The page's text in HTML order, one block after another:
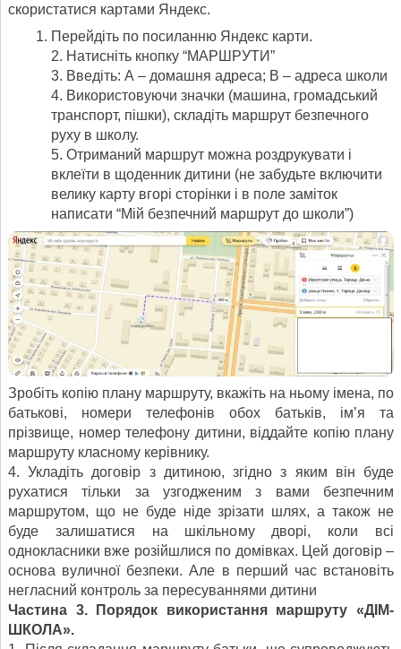
скористатися картами Яндекс.
Перейдіть по посиланню Яндекс карти.
2. Натисніть кнопку “МАРШРУТИ”
3. Введіть: А – домашня адреса; В – адреса школи
4. Використовуючи значки (машина, громадський
транспорт, пішки), складіть маршрут безпечного
руху в школу.
5. Отриманий маршрут можна роздрукувати і
вклеїти в щоденник дитини (не забудьте включити
велику карту вгорі сторінки і в поле заміток
написати “Мій безпечний маршрут до школи”)
Зробіть копію плану маршруту, вкажіть на ньому імена, по
батькові, номери телефонів обох батьків, ім’я та
прізвище, номер телефону дитини, віддайте копію плану
маршруту класному керівнику.
4. Укладіть договір з дитиною, згідно з яким він буде
рухатися тільки за узгодженим з вами безпечним
маршрутом, що не буде ніде зрізати шлях, а також не
буде залишатися на шкільному дворі, коли всі
однокласники вже розійшлися по домівках. Цей договір –
основа вуличної безпеки. Але в перший час встановіть
негласний контроль за пересуваннями дитини
Частина 3. Порядок використання маршруту «ДІМ-
ШКОЛА».